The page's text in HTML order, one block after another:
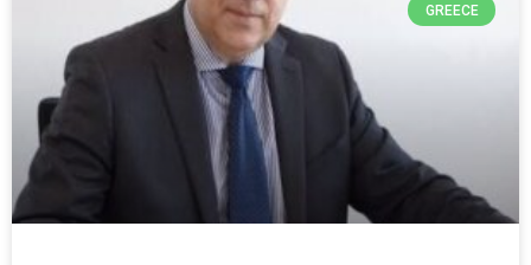
GREECE